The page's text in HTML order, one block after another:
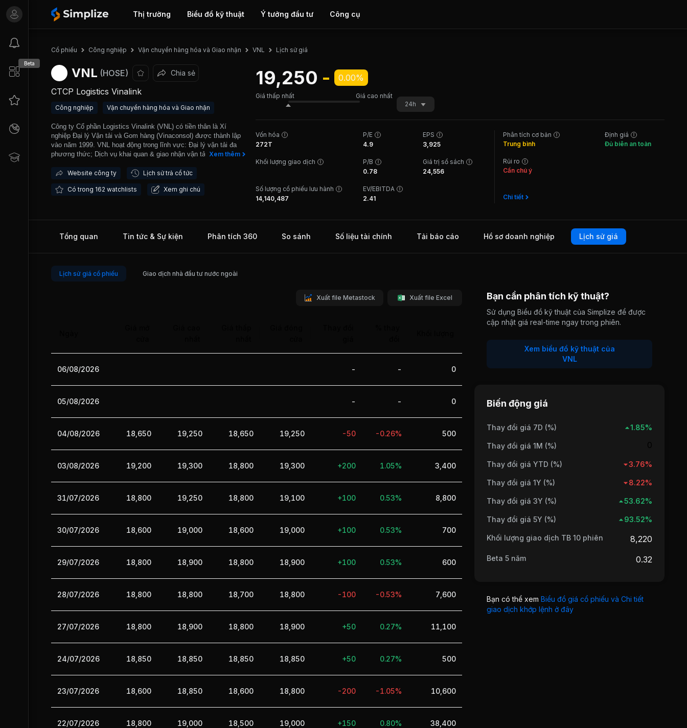
Thị trường Biểu đồ kỹ thuật Ý tưởng đầu tư Công cụ
Beta
Cổ phiếu Công nghiệp Vận chuyển hàng hóa và Giao nhận VNL Lịch sử giá
VNL (HOSE) Chia sẻ
CTCP Logistics Vinalink
Công nghiệp Vận chuyển hàng hóa và Giao nhận
Công ty Cổ phần Logistics Vinalink (VNL) có tiền thân là Xí
nghiệp Đại lý Vận tải và Gom hàng (Vinaconsol) được thành lập
vào năm 1999. VNL hoạt động trong lĩnh vực: Đại lý vận tải đa
phương thức; Dịch vụ khai quan & giao nhận vận tải; Kinh doanh
hải; Dịch vụ phát chuyển nhanh nội địa. VNL đang thực hiện các
(Trung Quốc, Singapore, Hong Kong, Nhật Bản, Malaysia) và
kết hợp đường biển-đường sắt liên vận đi Trung Á. Về dịch vụ
phát triển rất tốt, VNL luôn là đại lý đứng đầu của các Hãng hàng
Airlines, Thais Airways. Hiện tại, VNL sở hữu 14 đầu kéo
chuẩn 16.000 m2 ở 145- 147 Nguyễn tất Thành, Quận 4, thành
Xem thêm
Website công ty Lịch sử trả cổ tức
Có trong 162 watchlists Xem ghi chú
19,250 - 0.00%
Giá thấp nhất
Giá cao nhất
24h
Vốn hóa
272T
P/E
4.9
EPS
3,925
Khối lượng giao dịch
P/B
0.78
Giá trị sổ sách
24,556
Số lượng cổ phiếu lưu hành
14,140,487
EV/EBITDA
2.41
Phân tích cơ bản
Trung bình
Rủi ro
Cần chú ý
Chi tiết
Định giá
Đủ biên an toàn
Tổng quan Tin tức & Sự kiện Phân tích 360 So sánh Số liệu tài chính Tải báo cáo Hồ sơ doanh nghiệp Lịch sử giá
Lịch sử giá cổ phiếu Giao dịch nhà đầu tư nước ngoài
Xuất file Metastock Xuất file Excel
06/08/2026 - - 0
05/08/2026 - - 0
04/08/2026 18,650 19,250 18,650 19,250 -50 -0.26% 500
03/08/2026 19,200 19,300 18,800 19,300 +200 1.05% 3,400
31/07/2026 18,800 19,250 18,800 19,100 +100 0.53% 8,800
30/07/2026 18,600 19,000 18,600 19,000 +100 0.53% 700
29/07/2026 18,800 18,900 18,800 18,900 +100 0.53% 600
28/07/2026 18,800 18,800 18,700 18,800 -100 -0.53% 7,600
27/07/2026 18,800 18,900 18,800 18,900 +50 0.27% 11,100
24/07/2026 18,850 18,850 18,850 18,850 +50 0.27% 500
23/07/2026 18,600 18,850 18,600 18,800 -200 -1.05% 10,600
22/07/2026 18,800 19,000 18,500 19,000 +150 0.80% 38,400
Bạn cần phân tích kỹ thuật?
Sử dụng Biểu đồ kỹ thuật của Simplize để được
cập nhật giá real-time ngay trong phiên.
Xem biểu đồ kỹ thuật của
VNL
Biến động giá
Thay đổi giá 7D (%) 1.85%
Thay đổi giá 1M (%)
Thay đổi giá YTD (%) 3.76%
Thay đổi giá 1Y (%) 8.22%
Thay đổi giá 3Y (%) 53.62%
Thay đổi giá 5Y (%) 93.52%
Khối lượng giao dịch TB 10 phiên 8,220
Beta 5 năm 0.32
Bạn có thể xem Biểu đồ giá cổ phiếu và Chi tiết
giao dịch khớp lệnh ở đây